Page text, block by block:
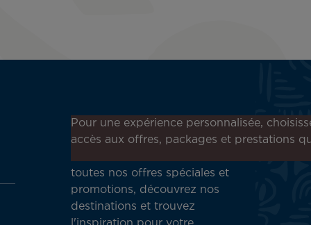
Inscrivez-vous à notre
newsletter !
toutes nos offres spéciales et
promotions, découvrez nos
destinations et trouvez
Pour une expérience personnalisée,
accès aux offres, packages et prestations